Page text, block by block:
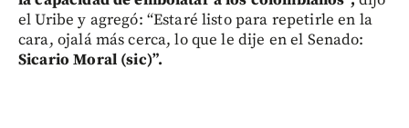
el Uribe y agregó: “Estaré listo para repetirle en la
cara, ojalá más cerca, lo que le dije en el Senado:
Sicario Moral (sic)”.